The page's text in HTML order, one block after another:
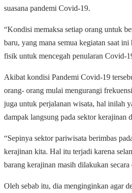
suasana pandemi Covid-19.
“Kondisi memaksa setiap orang untuk
baru, yang mana semua kegiatan saat
fisik untuk mencegah penularan Covid-
Akibat kondisi Pandemi Covid-19
orang- orang mulai mengurangi
juga untuk perjalanan wisata, hal inilah
dampak langsung pada sektor kerajinan
“Sepinya sektor pariwisata berimbas
kerajinan kita. Hal itu terjadi karena
barang kerajinan masih dilakukan
Oleh sebab itu, dia menginginkan agar